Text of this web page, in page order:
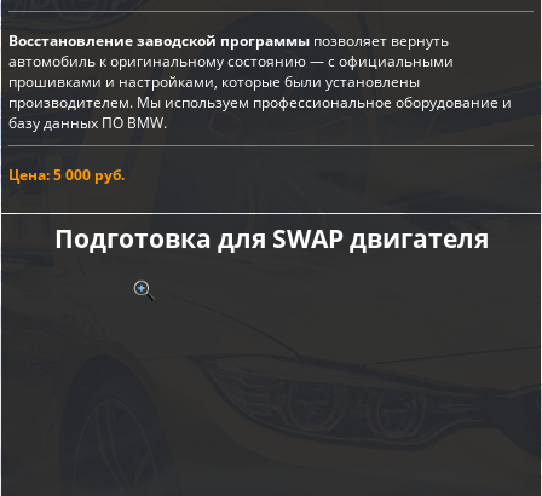
Восстановление заводской программы позволяет вернуть
автомобиль к оригинальному состоянию — с официальными
прошивками и настройками, которые были установлены
производителем. Мы используем профессиональное оборудование и
базу данных ПО BMW.
Цена: 5 000 руб.
Подготовка для SWAP двигателя